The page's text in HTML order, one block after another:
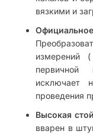
вязкими и
измерений
исключает
проведения
Высокая
вварен в